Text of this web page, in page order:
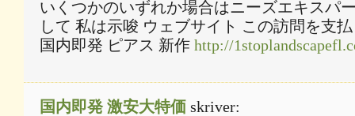
いくつかのいずれか場合はニーズエキスパ
して 私は示唆 ウェブサイト この訪問を支
国内即発 ピアス 新作 http://
国内即発 激安大特価 skriver: